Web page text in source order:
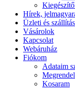
Hírek,
Üzleti és
Vásárolok
Kapcsolat
Webáruház
Fiókom
Adataim
Kosaram